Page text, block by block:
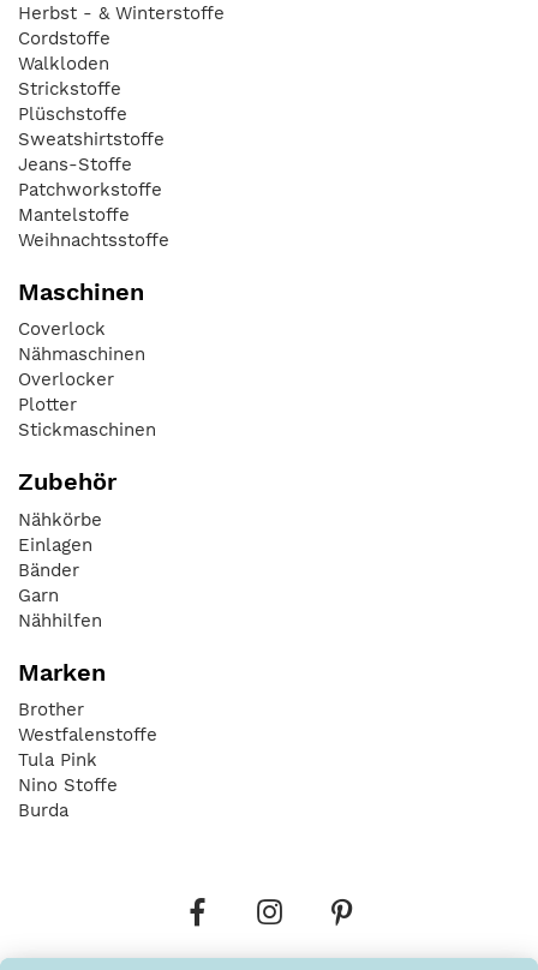
Herbst - & Winterstoffe
Cordstoffe
Walkloden
Strickstoffe
Plüschstoffe
Sweatshirtstoffe
Jeans-Stoffe
Patchworkstoffe
Mantelstoffe
Weihnachtsstoffe
Maschinen
Coverlock
Nähmaschinen
Overlocker
Plotter
Stickmaschinen
Zubehör
Nähkörbe
Einlagen
Bänder
Garn
Nähhilfen
Marken
Brother
Westfalenstoffe
Tula Pink
Nino Stoffe
Burda